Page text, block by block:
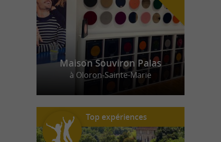
Maison Souviron Palas
à Oloron-Sainte-Marie
Top expériences